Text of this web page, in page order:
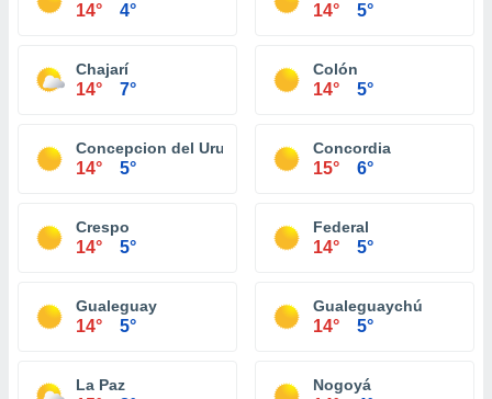
14° 4° 14° 5°
Chajarí
14° 7°
Colón
14° 5°
Concepcion del Uruguay
14° 5°
Concordia
15° 6°
Crespo
14° 5°
Federal
14° 5°
Gualeguay
14° 5°
Gualeguaychú
14° 5°
La Paz Nogoyá